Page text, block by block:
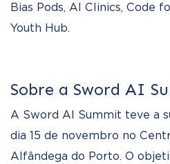
Bias Pods, AI Clinics, Code
Youth Hub.
Sobre a Sword AI
A Sword AI Summit teve a
dia 15 de novembro no
Alfândega do Porto. O